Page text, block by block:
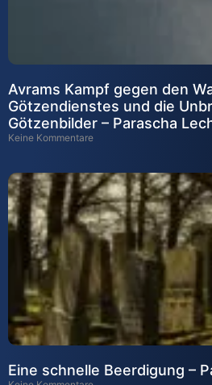
Avrams Kampf gegen den
Götzendienstes und die
Götzenbilder – Parascha
Keine Kommentare
Eine schnelle Beerdigung –